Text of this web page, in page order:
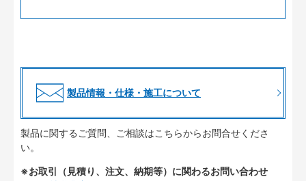
製品情報・仕様・施工について
製品に関するご質問、ご相談はこちらからお問合せくださ
い。
※お取引（見積り、注文、納期等）に関わるお問い合わせ